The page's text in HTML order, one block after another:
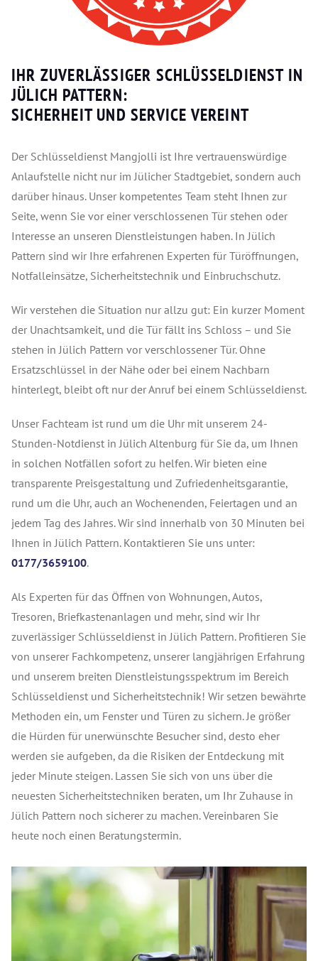
IHR ZUVERLÄSSIGER SCHLÜSSELDIENST IN
JÜLICH PATTERN:
SICHERHEIT UND SERVICE VEREINT
Der Schlüsseldienst Mangjolli ist Ihre vertrauenswürdige
Anlaufstelle nicht nur im Jülicher Stadtgebiet, sondern auch
darüber hinaus. Unser kompetentes Team steht Ihnen zur
Seite, wenn Sie vor einer verschlossenen Tür stehen oder
Interesse an unseren Dienstleistungen haben. In Jülich
Pattern sind wir Ihre erfahrenen Experten für Türöffnungen,
Notfalleinsätze, Sicherheitstechnik und Einbruchschutz.
Wir verstehen die Situation nur allzu gut: Ein kurzer Moment
der Unachtsamkeit, und die Tür fällt ins Schloss – und Sie
stehen in Jülich Pattern vor verschlossener Tür. Ohne
Ersatzschlüssel in der Nähe oder bei einem Nachbarn
hinterlegt, bleibt oft nur der Anruf bei einem Schlüsseldienst.
Unser Fachteam ist rund um die Uhr mit unserem 24-
Stunden-Notdienst in Jülich Altenburg für Sie da, um Ihnen
in solchen Notfällen sofort zu helfen. Wir bieten eine
transparente Preisgestaltung und Zufriedenheitsgarantie,
rund um die Uhr, auch an Wochenenden, Feiertagen und an
jedem Tag des Jahres. Wir sind innerhalb von 30 Minuten bei
Ihnen in Jülich Pattern. Kontaktieren Sie uns unter:
0177/3659100.
Als Experten für das Öffnen von Wohnungen, Autos,
Tresoren, Briefkastenanlagen und mehr, sind wir Ihr
zuverlässiger Schlüsseldienst in Jülich Pattern. Profitieren Sie
von unserer Fachkompetenz, unserer langjährigen Erfahrung
und unserem breiten Dienstleistungsspektrum im Bereich
Schlüsseldienst und Sicherheitstechnik! Wir setzen bewährte
Methoden ein, um Fenster und Türen zu sichern. Je größer
die Hürden für unerwünschte Besucher sind, desto eher
werden sie aufgeben, da die Risiken der Entdeckung mit
jeder Minute steigen. Lassen Sie sich von uns über die
neuesten Sicherheitstechniken beraten, um Ihr Zuhause in
Jülich Pattern noch sicherer zu machen. Vereinbaren Sie
heute noch einen Beratungstermin.